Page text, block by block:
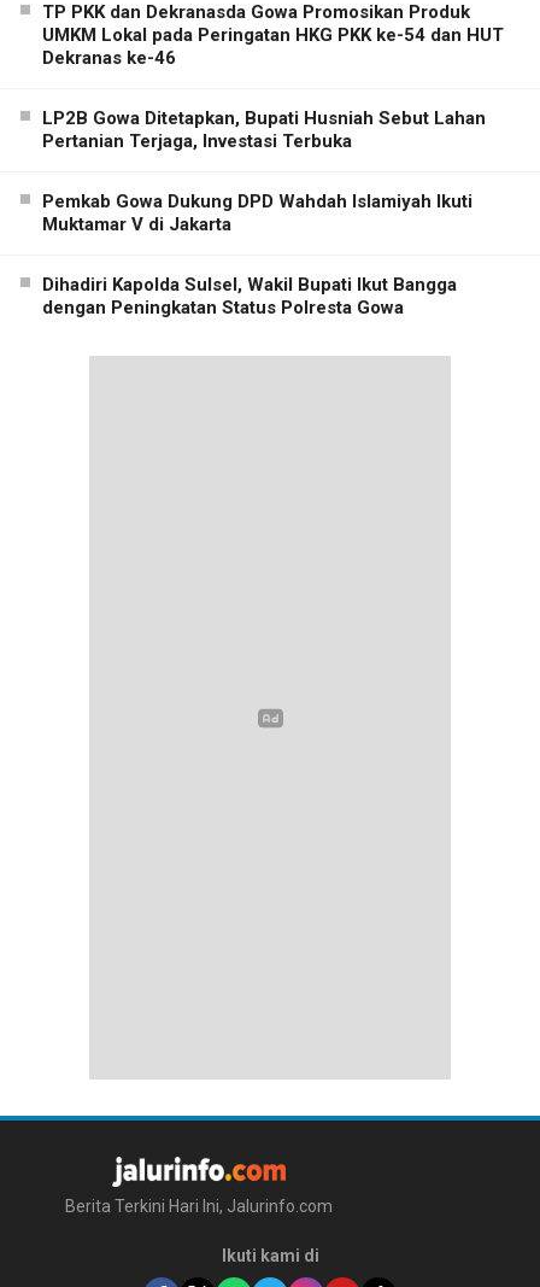
TP PKK dan Dekranasda Gowa Promosikan Produk
UMKM Lokal pada Peringatan HKG PKK ke-54 dan HUT
Dekranas ke-46
LP2B Gowa Ditetapkan, Bupati Husniah Sebut Lahan
Pertanian Terjaga, Investasi Terbuka
Pemkab Gowa Dukung DPD Wahdah Islamiyah Ikuti
Muktamar V di Jakarta
Dihadiri Kapolda Sulsel, Wakil Bupati Ikut Bangga
dengan Peningkatan Status Polresta Gowa
Berita Terkini Hari Ini, Jalurinfo.com
Ikuti kami di